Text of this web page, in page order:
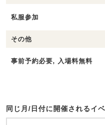
私服参加
その他
事前予約必要, 入場料無料
同じ月/日付に開催されるイ